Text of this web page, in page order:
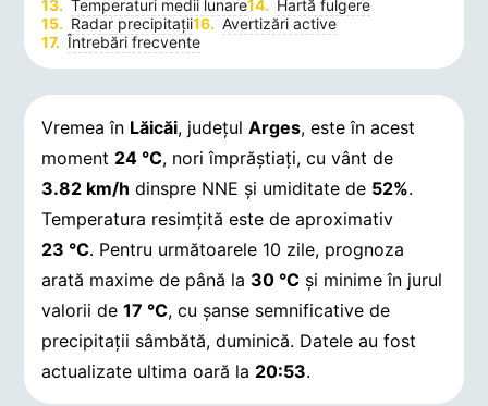
Temperaturi medii lunare
Hartă fulgere
Radar precipitații
Avertizări active
Întrebări frecvente
Vremea în Lăicăi, județulArges, este în acest
moment 24 °C, nori împrăștiați, cu vânt de
3.82 km/h dinspre NNE și umiditate de 52%.
Temperatura resimțită este de aproximativ
23 °C. Pentru următoarele 10 zile, prognoza
arată maxime de până la 30 °C și minime în jurul
valorii de17 °C, cu șanse semnificative de
precipitații sâmbătă, duminică. Datele au fost
actualizate ultima oară la 20:53.